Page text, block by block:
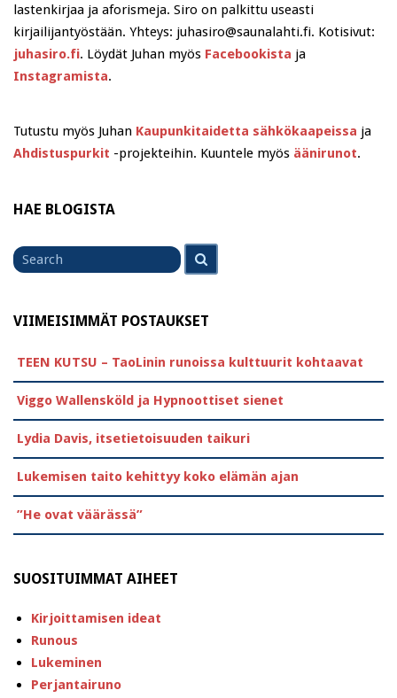
lastenkirjaa ja aforismeja. Siro on palkittu useasti
kirjailijantyöstään. Yhteys: juhasiro@saunalahti.fi. Kotisivut:
juhasiro.fi. Löydät Juhan myös Facebookista ja
Instagramista.
Tutustu myös Juhan Kaupunkitaidetta sähkökaapeissa ja
Ahdistuspurkit -projekteihin. Kuuntele myös äänirunot.
HAE BLOGISTA
Search
for
VIIMEISIMMÄT POSTAUKSET
TEEN KUTSU – TaoLinin runoissa kulttuurit kohtaavat
Viggo Wallensköld ja Hypnoottiset sienet
Lydia Davis, itsetietoisuuden taikuri
Lukemisen taito kehittyy koko elämän ajan
”He ovat väärässä”
SUOSITUIMMAT AIHEET
Kirjoittamisen ideat
Runous
Lukeminen
Perjantairuno